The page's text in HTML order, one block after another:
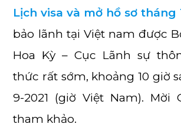
Lịch visa và mở hồ sơ tháng
bảo lãnh tại Việt nam được
Hoa Kỳ – Cục Lãnh sự
thức rất sớm, khoảng 10 giờ
9-2021 (giờ Việt Nam). Mời
tham khảo.